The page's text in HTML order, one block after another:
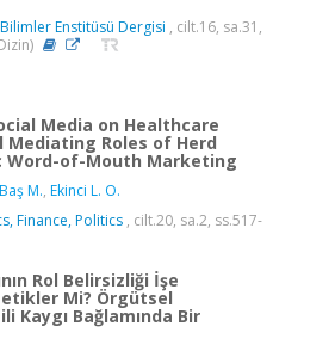
Enstitüsü Dergisi , cilt.16, sa.31,
Media on Healthcare
Mediating Roles of Herd
Word-of-Mouth Marketing
Baş M., Ekinci L. O.
Finance, Politics , cilt.20, sa.2, ss.517-
Rol Belirsizliği İşe
Mi? Örgütsel
Kaygı Bağlamında Bir